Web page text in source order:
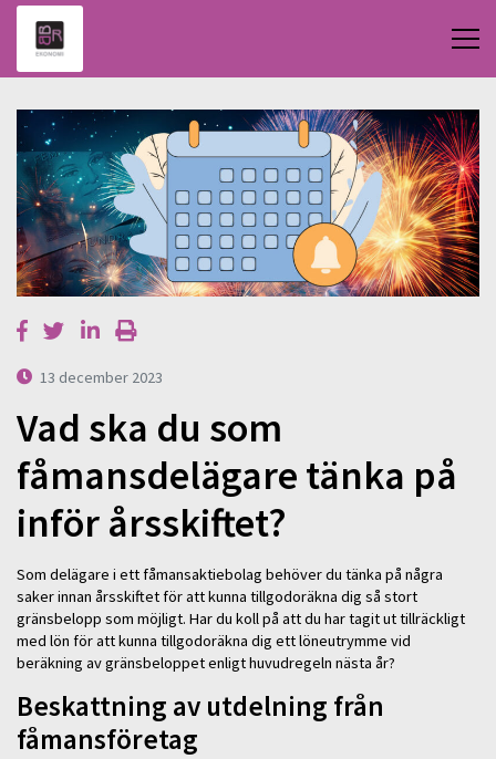
13 december 2023
Vad ska du som
fåmansdelägare tänka på
inför årsskiftet?
Som delägare i ett fåmansaktiebolag behöver du tänka på några
saker innan årsskiftet för att kunna tillgodoräkna dig så stort
gränsbelopp som möjligt. Har du koll på att du har tagit ut tillräckligt
med lön för att kunna tillgodoräkna dig ett löneutrymme vid
beräkning av gränsbeloppet enligt huvudregeln nästa år?
Beskattning av utdelning från
fåmansföretag